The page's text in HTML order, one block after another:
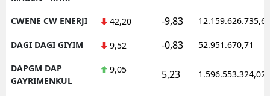
CWENE CW ENERJI 42,20 -9,83 12.159.626.735,62
DAGI DAGI GIYIM 9,52 -0,83 52.951.670,71
DAPGM DAP
GAYRIMENKUL
9,05 5,23 1.596.553.324,02